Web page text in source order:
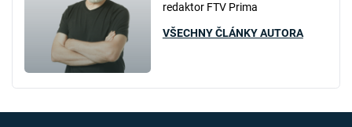
redaktor FTV Prima
VŠECHNY ČLÁNKY AUTORA